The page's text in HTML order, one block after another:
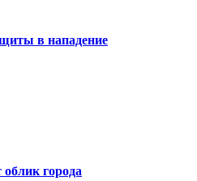
в нападение
города